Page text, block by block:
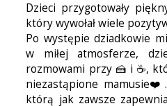
Dzieci przygotowały
który wywołał wiele
Po występie dziadkowie
w miłej atmosferze,
rozmowami przy 🍰 i ☕,
niezastąpione
którą jak zawsze